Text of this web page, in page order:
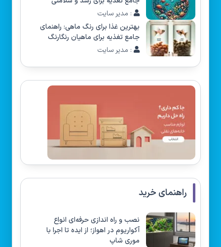
: مدیر سایت
بهترین غذا برای رنگ ماهی: راهنمای
جامع تغذیه برای ماهیان رنگارنگ
: مدیر سایت
راهنمای خرید
نصب و راه‌ اندازی حرفه‌ای انواع
آکواریوم در اهواز؛ از ایده تا اجرا با
موری شاپ